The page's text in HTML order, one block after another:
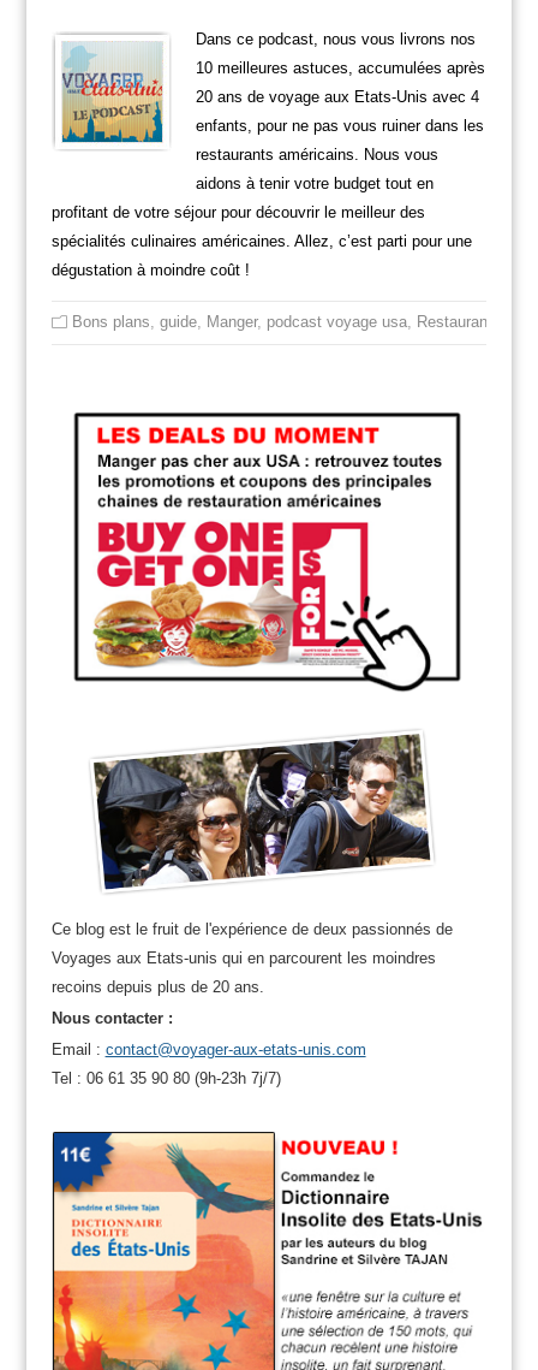
Dans ce podcast, nous vous livrons nos
10 meilleures astuces, accumulées après
20 ans de voyage aux Etats-Unis avec 4
enfants, pour ne pas vous ruiner dans les
restaurants américains. Nous vous
aidons à tenir votre budget tout en
profitant de votre séjour pour découvrir le meilleur des
spécialités culinaires américaines. Allez, c’est parti pour une
dégustation à moindre coût !
Bons plans guide, Manger, podcast voyage usa, Restaurant
Ce blog est le fruit de l'expérience de deux passionnés de
Voyages aux Etats-unis qui en parcourent les moindres
recoins depuis plus de 20 ans.
Nous contacter :
Email : contact@voyager-aux-etats-unis.com
Tel : 06 61 35 90 80 (9h-23h 7j/7)